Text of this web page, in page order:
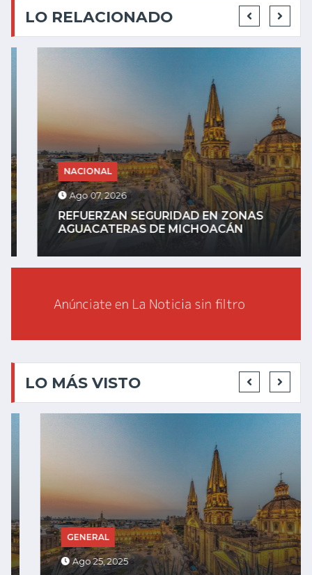
LO RELACIONADO
NACIONAL
Ago 07, 2026
REFUERZAN SEGURIDAD EN ZONAS
AGUACATERAS DE MICHOACÁN
LO MÁS VISTO
GENERAL
Ago 25, 2025